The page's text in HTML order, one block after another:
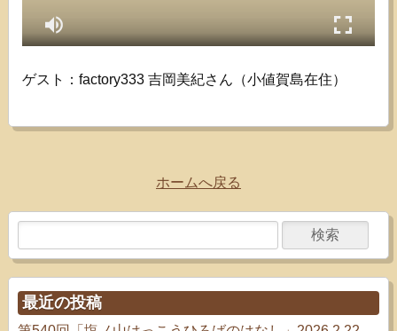
ゲスト：factory333 吉岡美紀さん（小値賀島在住）
ホームへ戻る
最近の投稿